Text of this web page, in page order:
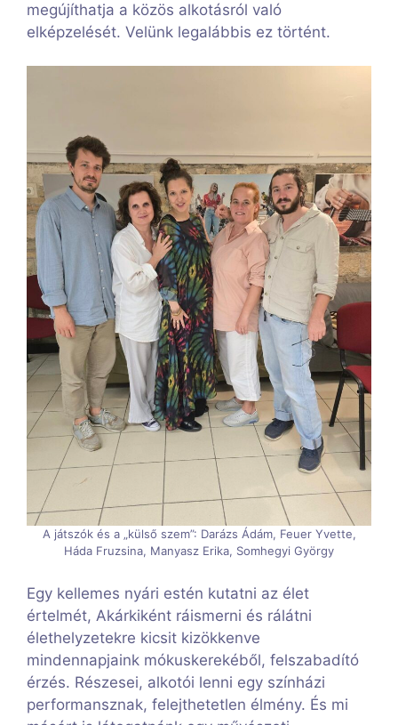
megújíthatja a közös alkotásról való
elképzelését. Velünk legalábbis ez történt.
A játszók és a „külső szem”: Darázs Ádám, Feuer Yvette,
Háda Fruzsina, Manyasz Erika, Somhegyi György
Egy kellemes nyári estén kutatni az élet
értelmét, Akárkiként ráismerni és rálátni
élethelyzetekre kicsit kizökkenve
mindennapjaink mókuskerekéből, felszabadító
érzés. Részesei, alkotói lenni egy színházi
performansznak, felejthetetlen élmény. És mi